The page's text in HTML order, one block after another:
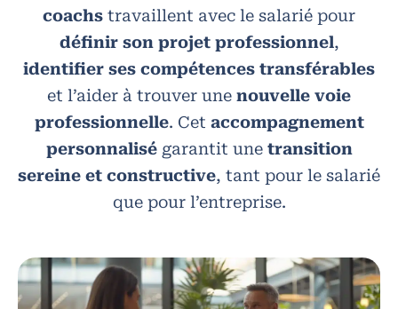
coachs travaillent avec le salarié pour
définir son projet professionnel,
identifier ses compétences transférables
et l’aider à trouver une nouvelle voie
professionnelle. Cet accompagnement
personnaliségarantit une transition
sereine et constructive, tant pour le salarié
que pour l’entreprise.